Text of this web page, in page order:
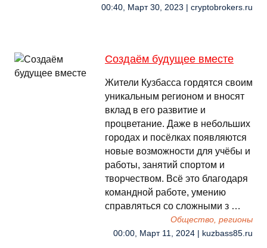
00:40, Март 30, 2023 | cryptobrokers.ru
Создаём будущее вместе
Жители Кузбасса гордятся своим
уникальным регионом и вносят
вклад в его развитие и
процветание. Даже в небольших
городах и посёлках появляются
новые возможности для учёбы и
работы, занятий спортом и
творчеством. Всё это благодаря
командной работе, умению
справляться со сложными з …
Общество, регионы
00:00, Март 11, 2024 | kuzbass85.ru